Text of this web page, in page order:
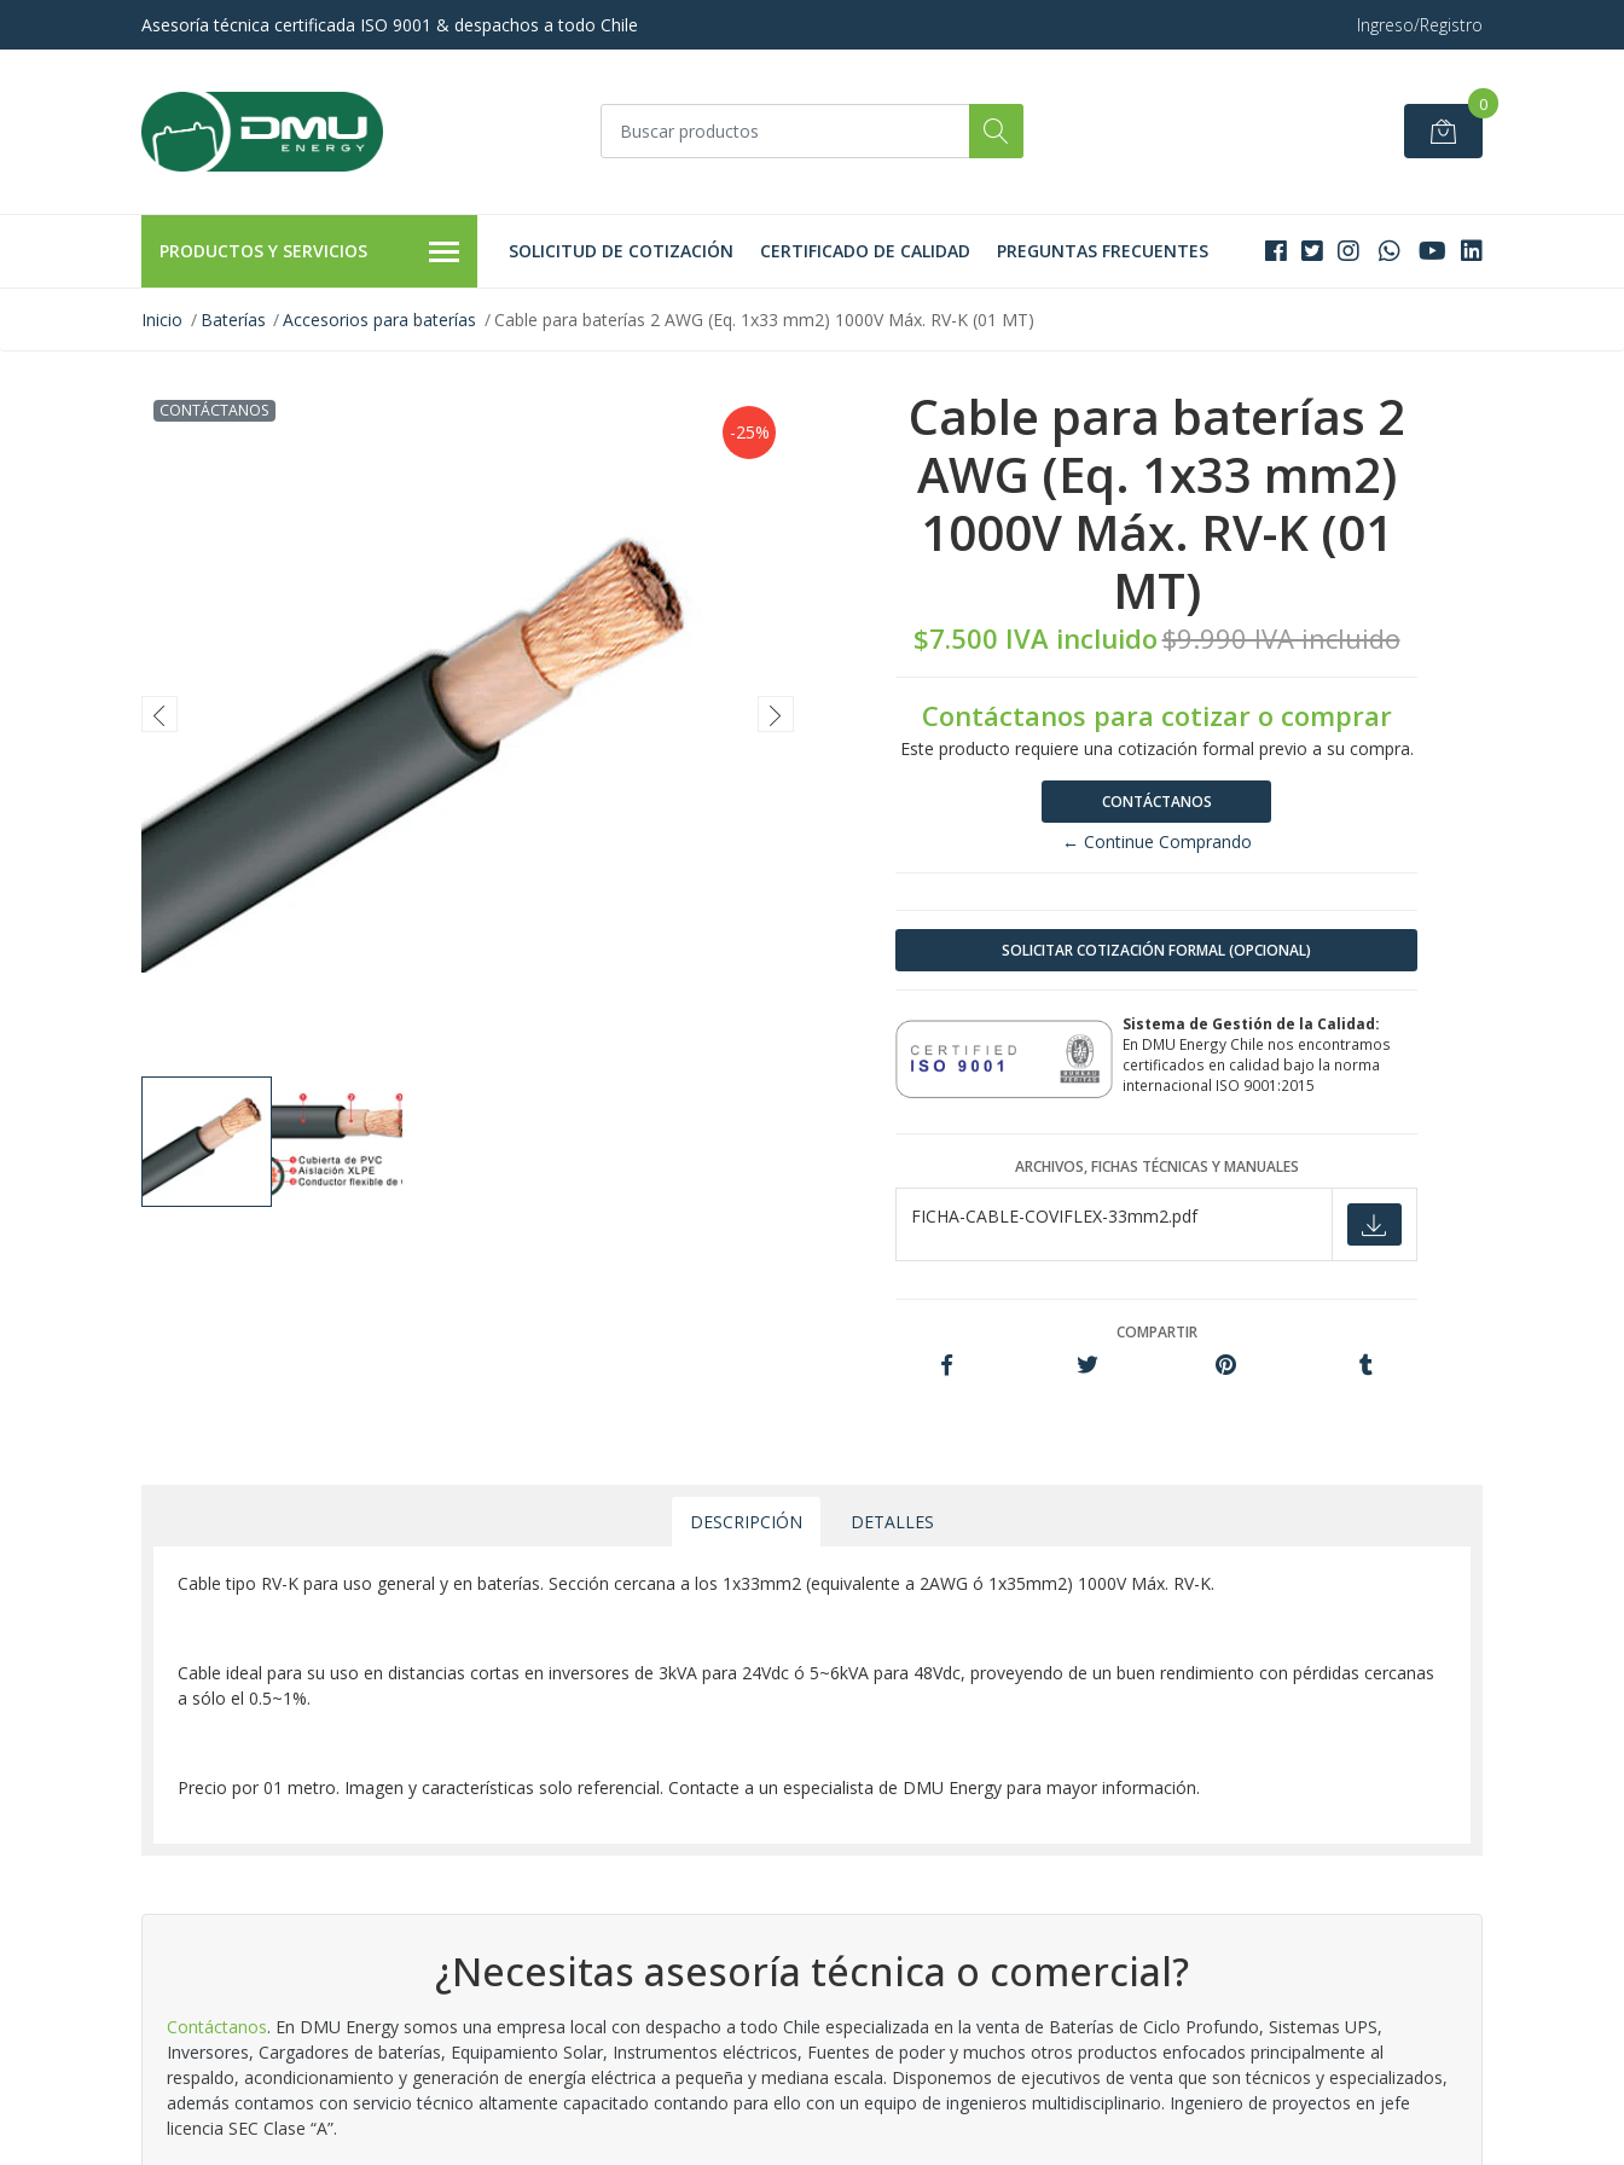
Asesoría técnica certificada ISO 9001 & despachos a todo Chile Ingreso/Registro
0
PRODUCTOS Y SERVICIOS SOLICITUD DE COTIZACIÓN CERTIFICADO DE CALIDAD PREGUNTAS FRECUENTES
Inicio Baterías Accesorios para baterías Cable para baterías 2 AWG (Eq. 1x33 mm2) 1000V Máx. RV-K (01 MT)
CONTÁCTANOS
-25%
Cable para baterías 2
AWG (Eq. 1x33 mm2)
1000V Máx. RV-K (01
MT)
$7.500 IVA incluido$9.990 IVA incluido
Contáctanos para cotizar o comprar
Este producto requiere una cotización formal previo a su compra.
CONTÁCTANOS
← Continue Comprando
SOLICITAR COTIZACIÓN FORMAL (OPCIONAL)
Sistema de Gestión de la Calidad:
En DMU Energy Chile nos encontramos
certificados en calidad bajo la norma
internacional ISO 9001:2015
ARCHIVOS, FICHAS TÉCNICAS Y MANUALES
FICHA-CABLE-COVIFLEX-33mm2.pdf
COMPARTIR
DESCRIPCIÓN DETALLES
Cable tipo RV-K para uso general y en baterías. Sección cercana a los 1x33mm2 (equivalente a 2AWG ó 1x35mm2) 1000V Máx. RV-K.
Cable ideal para su uso en distancias cortas en inversores de 3kVA para 24Vdc ó 5~6kVA para 48Vdc, proveyendo de un buen rendimiento con pérdidas cercanas
a sólo el 0.5~1%.
Precio por 01 metro. Imagen y características solo referencial. Contacte a un especialista de DMU Energy para mayor información.
¿Necesitas asesoría técnica o comercial?
Contáctanos. En DMU Energy somos una empresa local con despacho a todo Chile especializada en la venta de Baterías de Ciclo Profundo, Sistemas UPS,
Inversores, Cargadores de baterías, Equipamiento Solar, Instrumentos eléctricos, Fuentes de poder y muchos otros productos enfocados principalmente al
respaldo, acondicionamiento y generación de energía eléctrica a pequeña y mediana escala. Disponemos de ejecutivos de venta que son técnicos y especializados,
además contamos con servicio técnico altamente capacitado contando para ello con un equipo de ingenieros multidisciplinario. Ingeniero de proyectos en jefe
licencia SEC Clase “A”.